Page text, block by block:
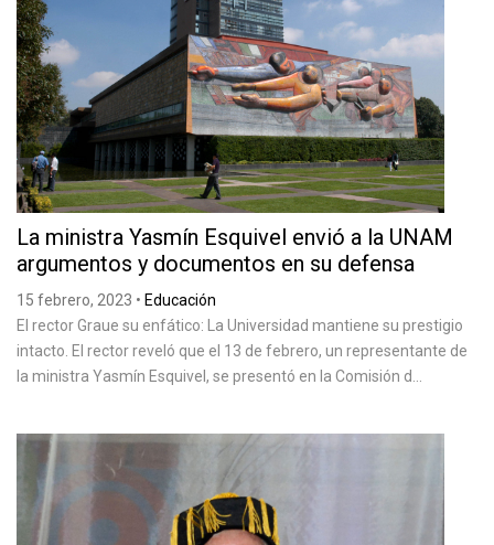
La ministra Yasmín Esquivel envió a la UNAM
argumentos y documentos en su defensa
15 febrero, 2023 • Educación
El rector Graue su enfático: La Universidad mantiene su prestigio
intacto. El rector reveló que el 13 de febrero, un representante de
la ministra Yasmín Esquivel, se presentó en la Comisión d...